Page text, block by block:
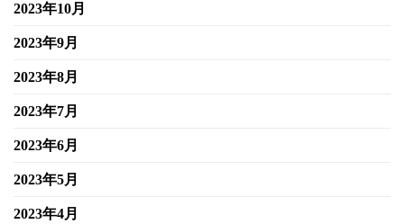
2023年10月
2023年9月
2023年8月
2023年7月
2023年6月
2023年5月
2023年4月